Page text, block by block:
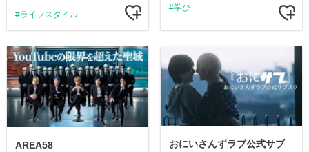
ライフスタイル
学び
AREA58
おにいさんずラブ公式サブ